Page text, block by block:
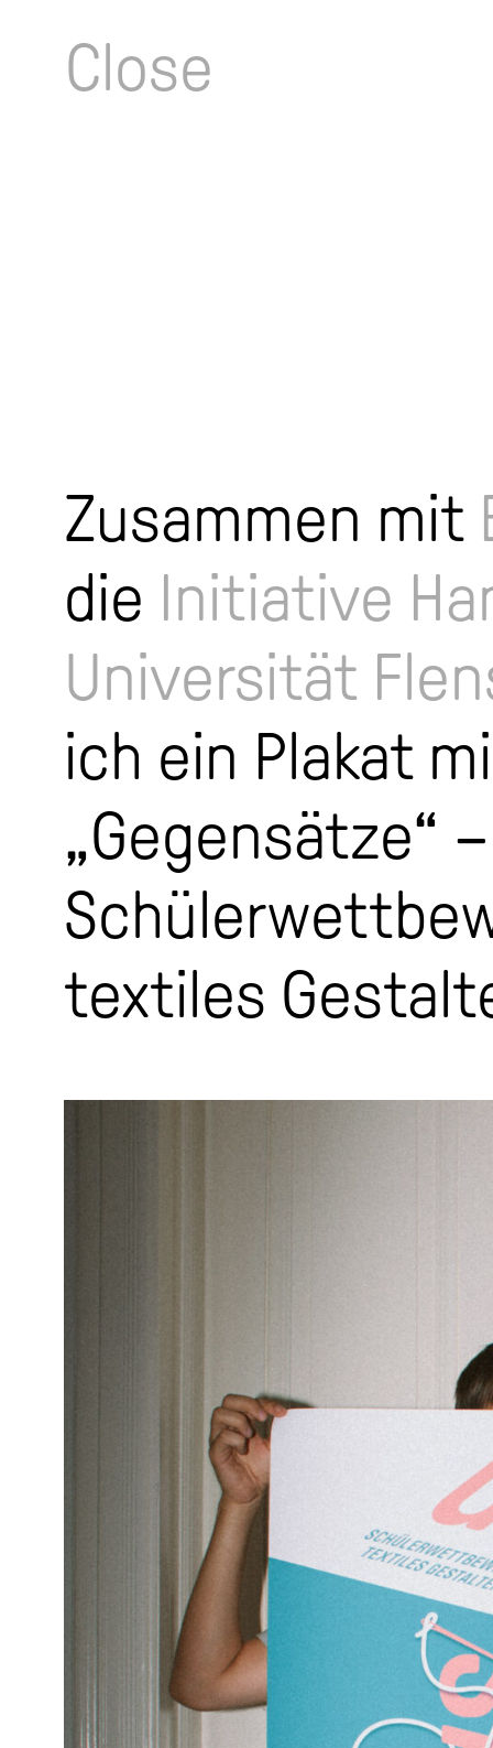
Close
Zusammen mit
die Initiative
Universität
ich ein Plakat
„Gegensätze“
textiles